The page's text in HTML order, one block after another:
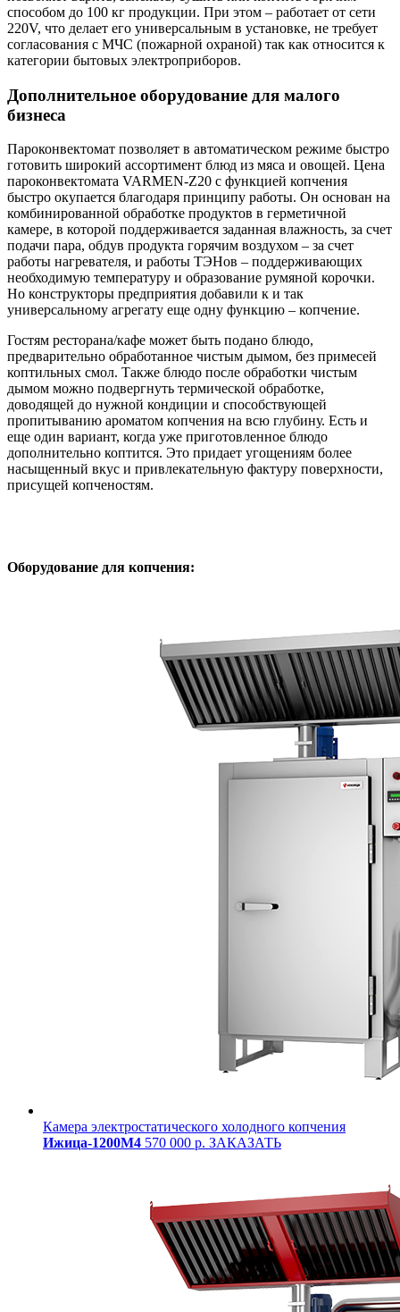
способом до 100 кг продукции. При этом – работает от сети
220V, что делает его универсальным в установке, не требует
согласования с МЧС (пожарной охраной) так как относится к
категории бытовых электроприборов.
Дополнительное оборудование для малого
бизнеса
Пароконвектомат позволяет в автоматическом режиме быстро
готовить широкий ассортимент блюд из мяса и овощей. Цена
пароконвектомата VARMEN-Z20 с функцией копчения
быстро окупается благодаря принципу работы. Он основан на
комбинированной обработке продуктов в герметичной
камере, в которой поддерживается заданная влажность, за счет
подачи пара, обдув продукта горячим воздухом – за счет
работы нагревателя, и работы ТЭНов – поддерживающих
необходимую температуру и образование румяной корочки.
Но конструкторы предприятия добавили к и так
универсальному агрегату еще одну функцию – копчение.
Гостям ресторана/кафе может быть подано блюдо,
предварительно обработанное чистым дымом, без примесей
коптильных смол. Также блюдо после обработки чистым
дымом можно подвергнуть термической обработке,
доводящей до нужной кондиции и способствующей
пропитыванию ароматом копчения на всю глубину. Есть и
еще один вариант, когда уже приготовленное блюдо
дополнительно коптится. Это придает угощениям более
насыщенный вкус и привлекательную фактуру поверхности,
присущей копченостям.
Оборудование для копчения:
Камера электростатического холодного копчения
Ижица-1200М4 570 000 р. ЗАКАЗАТЬ